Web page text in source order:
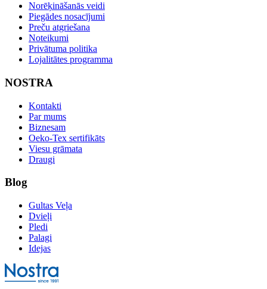
Norēķināšanās veidi
Piegādes nosacījumi
Preču atgriešana
Noteikumi
Privātuma politika
Lojalitātes programma
NOSTRA
Kontakti
Par mums
Biznesam
Oeko-Tex sertifikāts
Viesu grāmata
Draugi
Blog
Gultas Veļa
Dvieļi
Pledi
Palagi
Idejas